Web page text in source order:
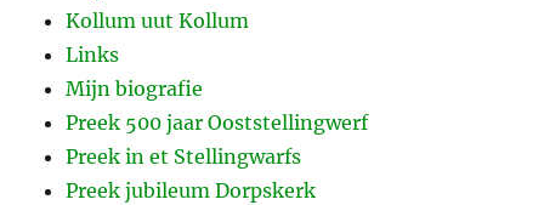
Kollum uut Kollum
Links
Mijn biografie
Preek 500 jaar Ooststellingwerf
Preek in et Stellingwarfs
Preek jubileum Dorpskerk